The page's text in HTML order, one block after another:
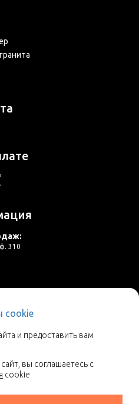
310
и ЛО
cookie
и предоставить вам
вы соглашаетесь с
cookie